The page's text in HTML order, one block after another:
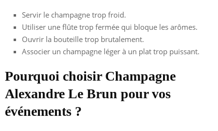
Servir le champagne trop froid.
Utiliser une flûte trop fermée qui bloque les arômes.
Ouvrir la bouteille trop brutalement.
Associer un champagne léger à un plat trop puissant.
Pourquoi choisir Champagne
Alexandre Le Brun pour vos
événements ?